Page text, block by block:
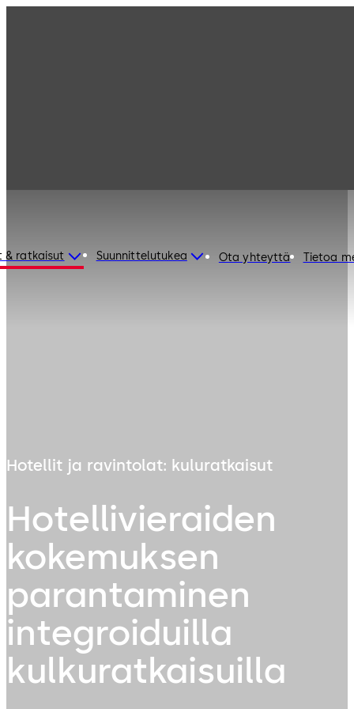
& ratkaisut Suunnittelutukea Ota yhteyttä Tietoa
Hotellit ja ravintolat: kuluratkaisut
Hotellivieraiden
kokemuksen
parantaminen
integroiduilla
kulkuratkaisuilla